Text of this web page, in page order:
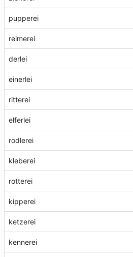
pupperei
reimerei
derlei
einerlei
ritterei
elferlei
rodlerei
kleberei
rotterei
kipperei
ketzerei
kennerei